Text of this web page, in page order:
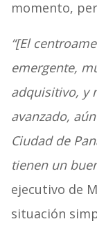
momento,
“[El
emergente,
adquisitivo, y
avanzado,
Ciudad de
tienen un
ejecutivo de
situación